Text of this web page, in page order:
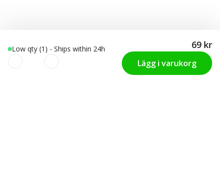
Low qty (1) - Ships within 24h 69 kr
Lägg i varukorg